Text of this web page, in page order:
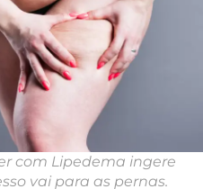
com Lipedema ingere
vai para as pernas.